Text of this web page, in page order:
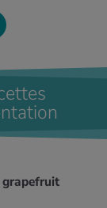
grapefruit